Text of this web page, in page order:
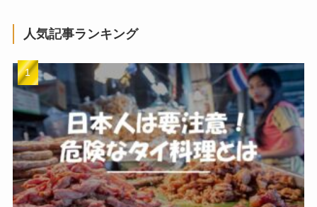
人気記事ランキング